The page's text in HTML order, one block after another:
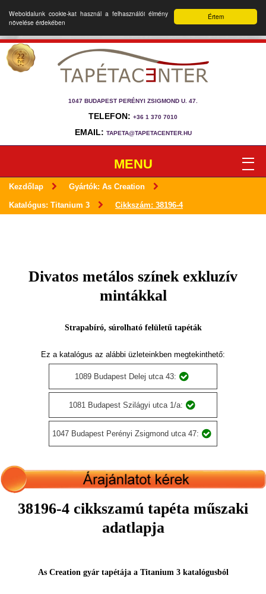
Értem
Weboldalunk cookie-kat használ a felhasználói élmény
növelése érdekében
1047 BUDAPEST PERÉNYI ZSIGMOND U. 47.
TELEFON: +36 1 370 7010
EMAIL: TAPETA@TAPETACENTER.HU
MENU
Kezdőlap Gyártók: As Creation
Katalógus: Titanium 3 Cikkszám: 38196-4
Divatos metálos színek exkluzív
mintákkal
Strapabíró, súrolható felületű tapéták
Ez a katalógus az alábbi üzleteinkben megtekinthető:
1089 Budapest Delej utca 43:
1081 Budapest Szilágyi utca 1/a:
1047 Budapest Perényi Zsigmond utca 47:
38196-4 cikkszamú tapéta műszaki
adatlapja
As Creation gyár tapétája a Titanium 3 katalógusból